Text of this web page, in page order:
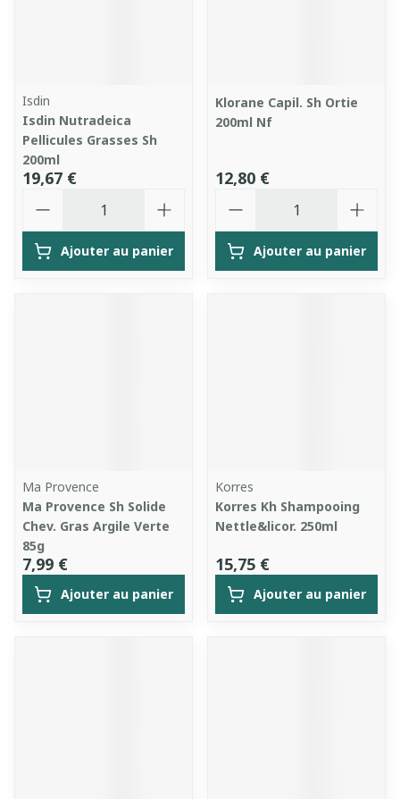
Isdin
Isdin Nutradeica
Pellicules Grasses Sh
200ml
19,67 €
Ajouter au panier
Klorane Capil. Sh Ortie
200ml Nf
12,80 €
Ajouter au panier
Ma Provence
Ma Provence Sh Solide
Chev. Gras Argile Verte
85g
7,99 €
Ajouter au panier
Korres
Korres Kh Shampooing
Nettle&licor. 250ml
15,75 €
Ajouter au panier